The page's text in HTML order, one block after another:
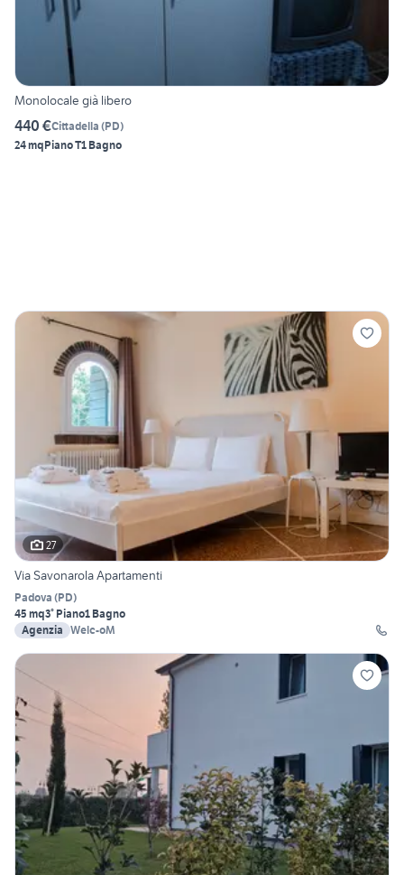
Monolocale già libero
440 €Cittadella (PD)
24 mqPiano T1 Bagno
27
Via Savonarola Apartamenti
Padova (PD)
45 mq3° Piano1 Bagno
Agenzia Welc-oM